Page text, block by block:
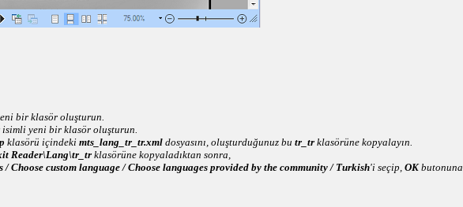
bir klasör oluşturun.
isimli yeni bir klasör oluşturun.
klasörü içindeki mts_lang_tr_tr.xmldosyasını, oluşturduğunuz bu tr_trklasörüne kopyalayın.
Reader\Lang\tr_trklasörüne kopyaladıktan sonra,
Choose custom language / Choose languages provided by the community / Turkish'i seçip, OKbutonuna